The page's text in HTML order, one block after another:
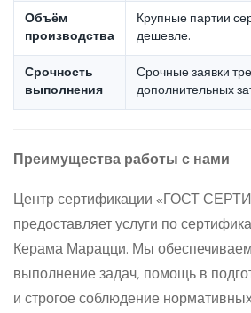
Объём
производства
Крупные партии
дешевле.
Срочность
выполнения
Срочные заявки
дополнительных
Преимущества работы с нами
Центр сертификации «ГОСТ
предоставляет услуги по
Керама Марацци. Мы
выполнение задач, помощь в
и строгое соблюдение